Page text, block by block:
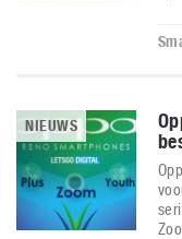
NIEUWS